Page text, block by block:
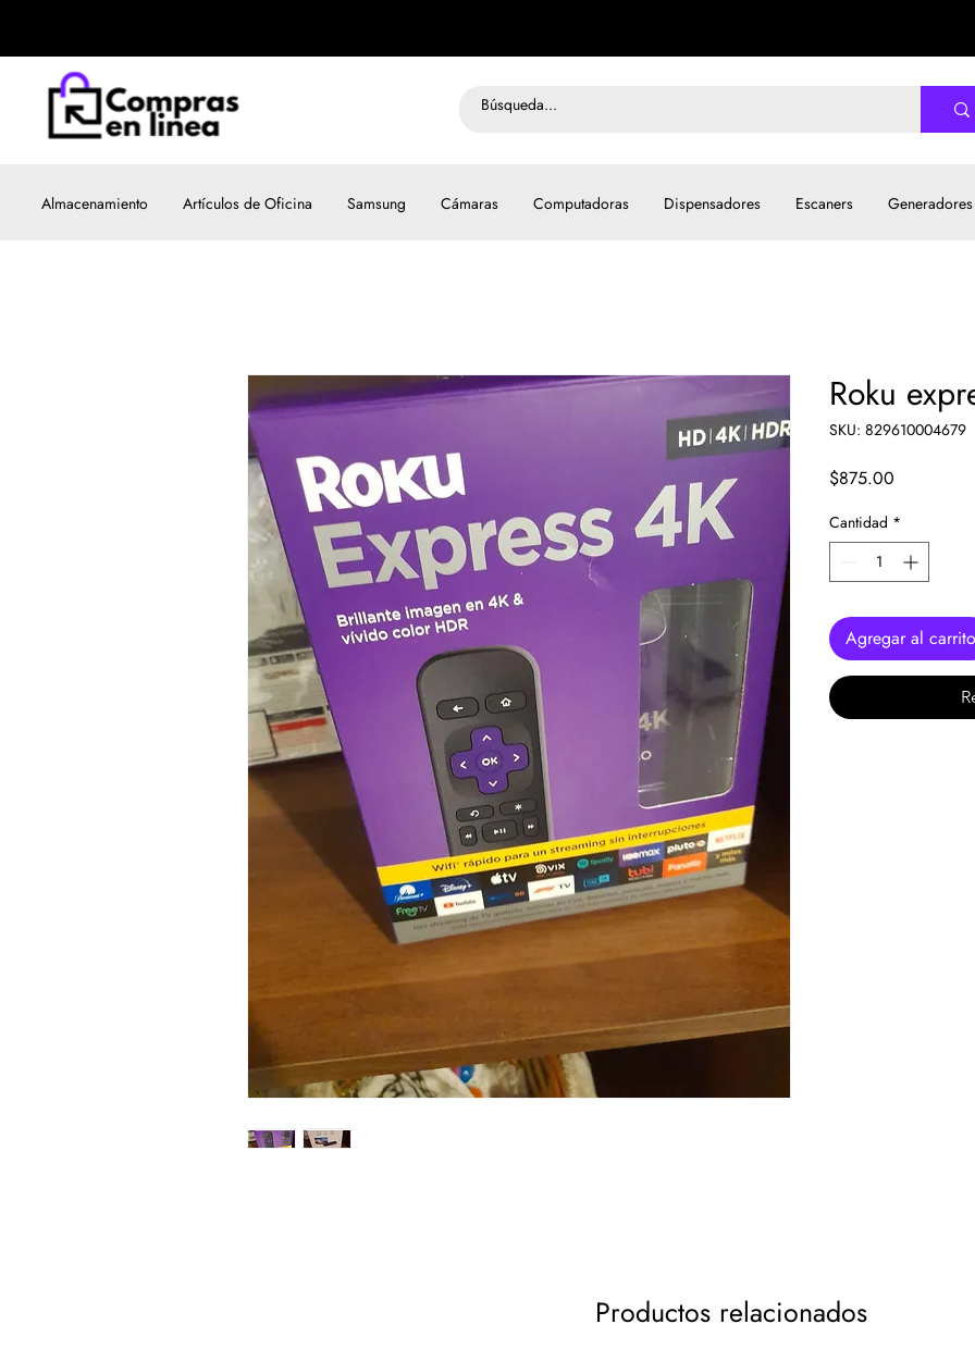
Almacenamiento Artículos de Oficina Samsung Cámaras Computadoras Dispensadores Escaners Generadores
Roku
SKU: 829610004679
$875.00
Cantidad *
Agregar al carrito
Productos relacionados